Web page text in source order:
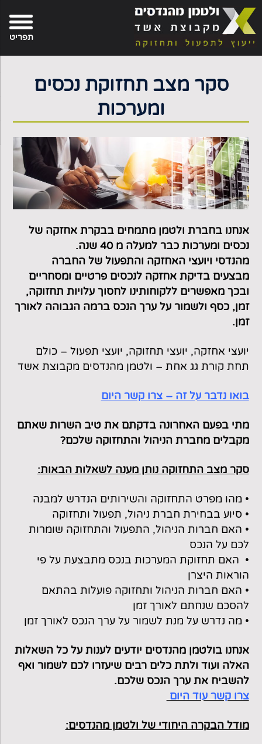
מפת
האתר
עבור
לתוכן
יצירת-קשר
סקר מצב תחזוקת נכסים
ומערכות
אנחנו בחברת ולטמן מתמחים בבקרת אחזקה של
נכסים ומערכות כבר למעלה מ 40 שנה.
מהנדסי ויועצי האחזקה והתפעול של החברה
מבצעים בדיקת אחזקה לנכסים פרטיים ומסחריים
ובכך מאפשרים ללקוחותינו לחסוך עלויות תחזוקה,
זמן, כסף ולשמור על ערך הנכס ברמה הגבוהה לאורך
זמן.
יועצי אחזקה, יועצי תחזוקה, יועצי תפעול – כולם
תחת קורת גג אחת – ולטמן מהנדסים מקבוצת אשד
בואו נדבר על זה – צרו קשר היום
מתי בפעם האחרונה בדקתם את טיב השרות שאתם
מקבלים מחברת הניהול והתחזוקה שלכם?
סקר מצב התחזוקה נותן מענה לשאלות הבאות:
• מהו מפרט התחזוקה והשירותים הנדרש למבנה
• סיוע בבחירת חברת ניהול, תפעול ותחזוקה
• האם חברות הניהול, התפעול והתחזוקה שומרות
לכם על הנכס
• האם תחזוקת המערכות בנכס מתבצעת על פי
הוראות היצרן
• האם חברות הניהול ותחזוקה פועלות בהתאם
להסכם שנחתם לאורך זמן
• מה נדרש על מנת לשמור על ערך הנכס לאורך זמן
אנחנו בולטמן מהנדסים יודעים לענות על כל השאלות
האלה ועוד ולתת כלים רבים שיעזרו לכם לשמור ואף
להשביח את ערך הנכס שלכם.
צרו קשר עוד היום
מודל הבקרה היחודי של ולטמן מהנדסים:
תפריט